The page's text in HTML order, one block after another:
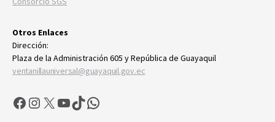
Otros Enlaces
Dirección:
Plaza de la Administración 605 y República de Guayaquil
ventanillauniversal@guayaquil.gov.ec
Facebook
Instagram
X YouTube
TikTokWhatsApp